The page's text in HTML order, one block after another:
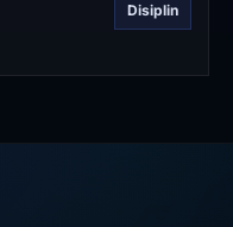
Disiplin